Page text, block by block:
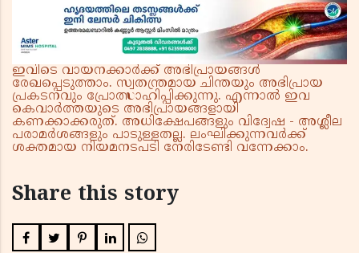
ഇവിടെ വായനക്കാർക്ക് അഭിപ്രായങ്ങൾ
രേഖപ്പെടുത്താം. സ്വതന്ത്രമായ ചിന്തയും അഭിപ്രായ
പ്രകടനവും പ്രോത്സാഹിപ്പിക്കുന്നു. എന്നാൽ ഇവ
കെവാർത്തയുടെ അഭിപ്രായങ്ങളായി
കണക്കാക്കരുത്. അധിക്ഷേപങ്ങളും വിദ്വേഷ - അശ്ലീല
പരാമർശങ്ങളും പാടുള്ളതല്ല. ലംഘിക്കുന്നവർക്ക്
ശക്തമായ നിയമനടപടി നേരിടേണ്ടി വന്നേക്കാം.
Share this story